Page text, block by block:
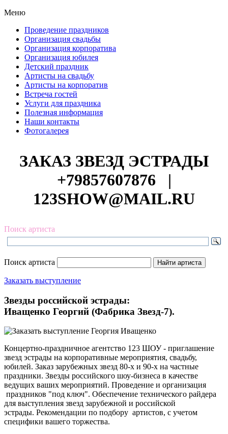
Меню
Проведение праздников
Организация свадьбы
Организация корпоратива
Организация юбилея
Детский праздник
Артисты на свадьбу
Артисты на корпоратив
Встреча гостей
Услуги для праздника
Полезная информация
Наши контакты
Фотогалерея
ЗАКАЗ ЗВЕЗД ЭСТРАДЫ
+79857607876
|
123SHOW@MAIL.RU
Поиск артиста
Поиск артиста
Заказать выступление
Звезды российской эстрады:
Иващенко Георгий (Фабрика Звезд-7).
Концертно-праздничное агентство 123 ШОУ - приглашение
звезд эстрады на корпоративные мероприятия, свадьбу,
юбилей. Заказ зарубежных звезд 80-х и 90-х на частные
праздники. Звезды российского шоу-бизнеса в качестве
ведущих ваших мероприятий. Проведение и организация
праздников "под ключ". Обеспечение технического райдера
для выступления звезд зарубежной и российской
эстрады. Рекомендации по подбору артистов, с учетом
специфики вашего торжества.